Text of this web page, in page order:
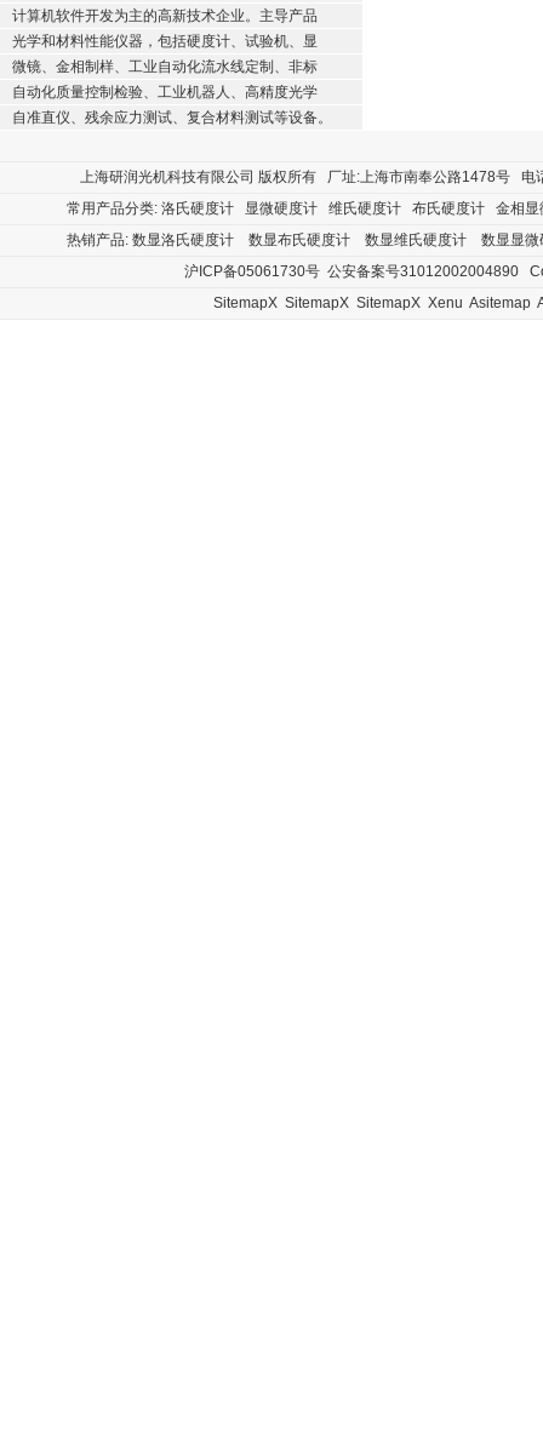
计算机软件开发为主的高新技术企业。主导产品
光学和材料性能仪器，包括硬度计、试验机、显
微镜、金相制样、工业自动化流水线定制、非标
自动化质量控制检验、工业机器人、高精度光学
自准直仪、残余应力测试、复合材料测试等设备。
上海研润光机科技有限公司 版权所有 厂址:上海市南奉公路1478号
常用产品分类: 洛氏硬度计 显微硬度计 维氏硬度计 布氏硬度计
金相显
热销产品: 数显洛氏硬度计 数显布氏硬度计 数显维氏硬度计
数显显微
沪ICP备05061730号 公安备案号31012002004890
SitemapX SitemapX SitemapX Xenu Asitemap